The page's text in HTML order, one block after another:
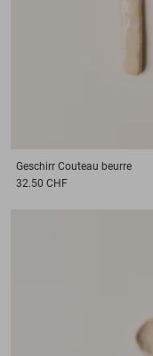
Geschirr Couteau beurre
32.50 CHF